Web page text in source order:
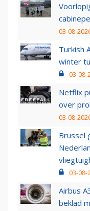
03-08-
Turkish
winter
03-08-
Netflix
over
03-08-
Brussel
03-08-
Airbus
beklad